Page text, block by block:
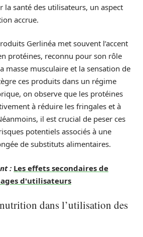
la santé des utilisateurs, un aspect
accrue.
Gerlinéa met souvent l’accent
protéines, reconnu pour son rôle
masse musculaire et la sensation de
ces produits dans un régime
on observe que les protéines
à réduire les fringales et à
il est crucial de peser ces
potentiels associés à une
de substituts alimentaires.
: Les effets secondaires de
d'utilisateurs
dans l’utilisation des